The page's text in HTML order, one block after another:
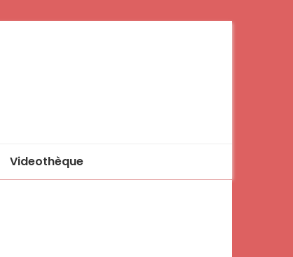
Videothèque